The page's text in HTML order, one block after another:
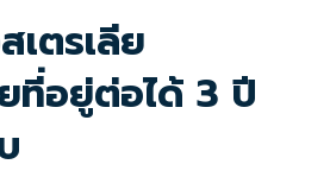
เตรเลีย
ที่อยู่ต่อได้ 3 ปี